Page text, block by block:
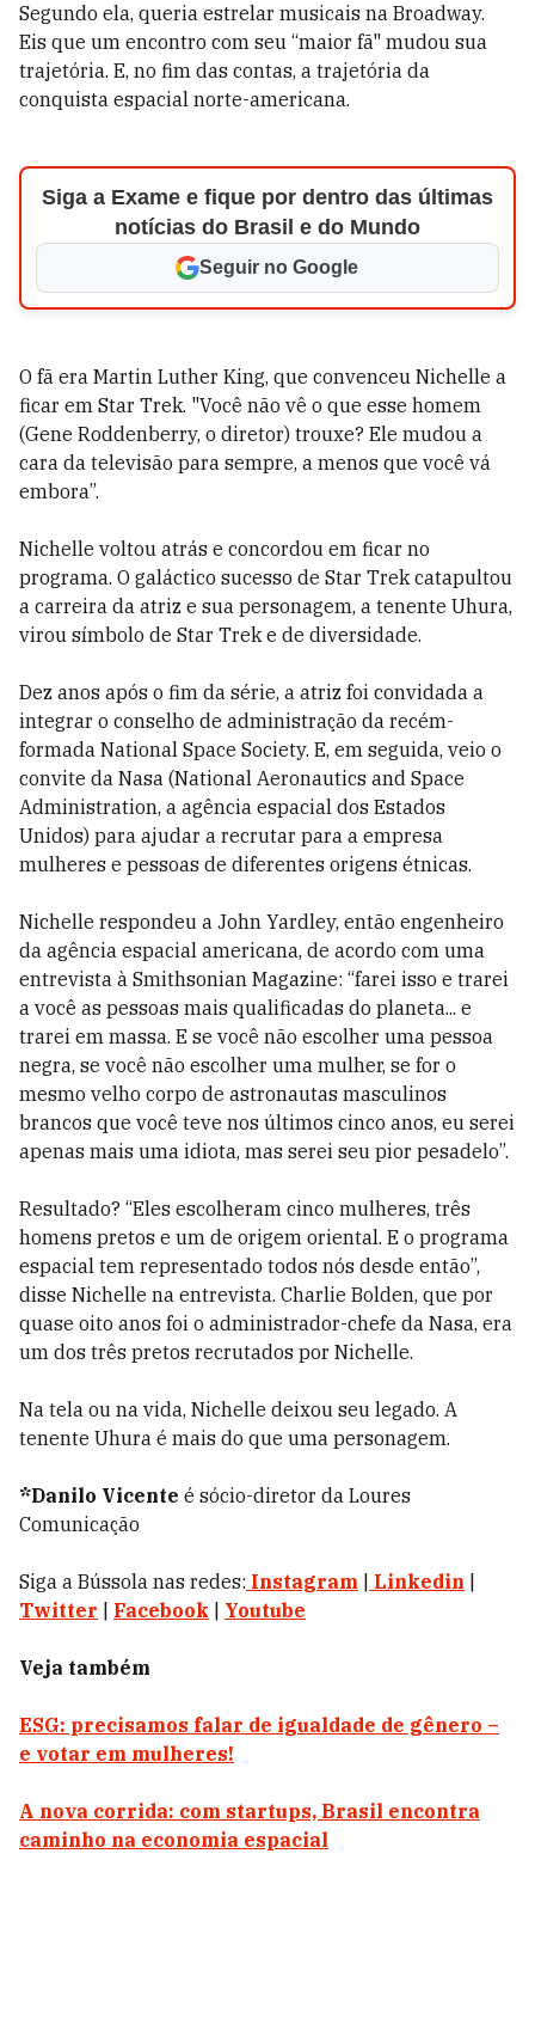
Segundo ela, queria estrelar musicais na Broadway.
Eis que um encontro com seu “maior fã" mudou sua
trajetória. E, no fim das contas, a trajetória da
conquista espacial norte-americana.
Siga a Exame e fique por dentro das últimas
notícias do Brasil e do Mundo
Seguir no Google
O fã era Martin Luther King, que convenceu Nichelle a
ficar em Star Trek. "Você não vê o que esse homem
(Gene Roddenberry, o diretor) trouxe? Ele mudou a
cara da televisão para sempre, a menos que você vá
embora”.
Nichelle voltou atrás e concordou em ficar no
programa. O galáctico sucesso de Star Trek catapultou
a carreira da atriz e sua personagem, a tenente Uhura,
virou símbolo de Star Trek e de diversidade.
Dez anos após o fim da série, a atriz foi convidada a
integrar o conselho de administração da recém-
formada National Space Society. E, em seguida, veio o
convite da Nasa (National Aeronautics and Space
Administration, a agência espacial dos Estados
Unidos) para ajudar a recrutar para a empresa
mulheres e pessoas de diferentes origens étnicas.
Nichelle respondeu a John Yardley, então engenheiro
da agência espacial americana, de acordo com uma
entrevista à Smithsonian Magazine: “farei isso e trarei
a você as pessoas mais qualificadas do planeta... e
trarei em massa. E se você não escolher uma pessoa
negra, se você não escolher uma mulher, se for o
mesmo velho corpo de astronautas masculinos
brancos que você teve nos últimos cinco anos, eu serei
apenas mais uma idiota, mas serei seu pior pesadelo”.
Resultado? “Eles escolheram cinco mulheres, três
homens pretos e um de origem oriental. E o programa
espacial tem representado todos nós desde então”,
disse Nichelle na entrevista. Charlie Bolden, que por
quase oito anos foi o administrador-chefe da Nasa, era
um dos três pretos recrutados por Nichelle.
Na tela ou na vida, Nichelle deixou seu legado. A
tenente Uhura é mais do que uma personagem.
*Danilo Vicente é sócio-diretor da Loures
Comunicação
Siga a Bússola nas redes: Instagram Linkedin
Twitter
Facebook Youtube
Veja também
ESG: precisamos falar de igualdade de gênero –
e votar em mulheres!
A nova corrida: com startups, Brasil encontra
caminho na economia espacial